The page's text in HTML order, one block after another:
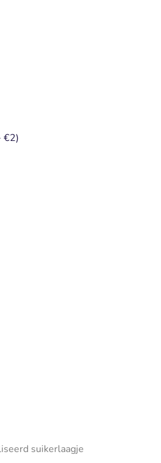
€2)
suikerlaagje